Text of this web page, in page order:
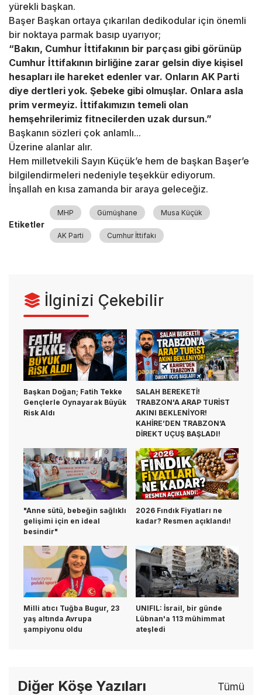
yürekli başkan.
Başer Başkan ortaya çıkarılan dedikodular için önemli
bir noktaya parmak basıp uyarıyor;
“Bakın, Cumhur İttifakının bir parçası gibi görünüp
Cumhur İttifakının birliğine zarar gelsin diye kişisel
hesapları ile hareket edenler var. Onların AK Parti
diye dertleri yok. Şebeke gibi olmuşlar. Onlara asla
prim vermeyiz. İttifakımızın temeli olan
hemşehrilerimiz fitnecilerden uzak dursun.”
Başkanın sözleri çok anlamlı...
Üzerine alanlar alır.
Hem milletvekili Sayın Küçük’e hem de başkan Başer’e
bilgilendirmeleri nedeniyle teşekkür ediyorum.
İnşallah en kısa zamanda bir araya geleceğiz.
Etiketler
MHP Gümüşhane Musa Küçük
AK Parti Cumhur İttifakı
İlginizi Çekebilir
Başkan Doğan; Fatih Tekke
Gençlerle Oynayarak Büyük
Risk Aldı
SALAH BEREKETİ!
TRABZON'A ARAP TURİST
AKINI BEKLENİYOR!
KAHİRE’DEN TRABZON’A
DİREKT UÇUŞ BAŞLADI!
"Anne sütü, bebeğin sağlıklı
gelişimi için en ideal
besindir"
2026 Fındık Fiyatları ne
kadar? Resmen açıklandı!
Milli atıcı Tuğba Bugur, 23
yaş altında Avrupa
şampiyonu oldu
UNIFIL: İsrail, bir günde
Lübnan'a 113 mühimmat
ateşledi
Diğer Köşe Yazıları Tümü